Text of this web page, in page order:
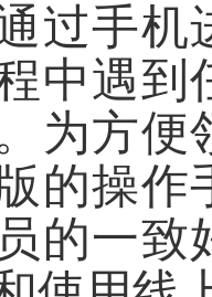
过手机
中遇到
为方便
的操作
的一致